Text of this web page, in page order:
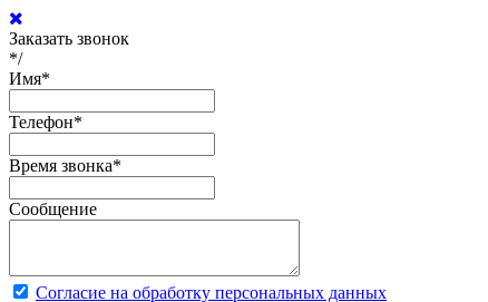
Заказать звонок
*/
Имя*
Телефон*
Время звонка*
Сообщение
Согласие на обработку персональных данных